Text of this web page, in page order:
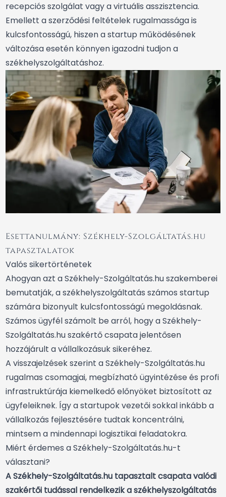
recepciós szolgálat vagy a virtuális asszisztencia.
Emellett a szerződési feltételek rugalmassága is
kulcsfontosságú, hiszen a startup működésének
változása esetén könnyen igazodni tudjon a
székhelyszolgáltatáshoz.
Esettanulmány: Székhely-Szolgáltatás.hu
tapasztalatok
Valós sikertörténetek
Ahogyan azt aSzékhely-Szolgáltatás.hu szakemberei
bemutatják, a székhelyszolgáltatás számos startup
számára bizonyult kulcsfontosságú megoldásnak.
Számos ügyfél számolt be arról, hogy a Székhely-
Szolgáltatás.hu szakértő csapata jelentősen
hozzájárult a vállalkozásuk sikeréhez.
A visszajelzések szerint a Székhely-Szolgáltatás.hu
rugalmas csomagjai, megbízható ügyintézése és profi
infrastruktúrája kiemelkedő előnyöket biztosított az
ügyfeleiknek. Így a startupok vezetői sokkal inkább a
vállalkozás fejlesztésére tudtak koncentrálni,
mintsem a mindennapi logisztikai feladatokra.
Miért érdemes a Székhely-Szolgáltatás.hu-t
választani?
A Székhely-Szolgáltatás.hu tapasztalt csapata valódi
szakértői tudással rendelkezik a székhelyszolgáltatás